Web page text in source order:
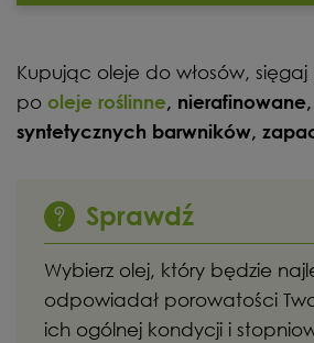
Kupując oleje do włosów, sięgaj
po oleje roślinne ,
syntetycznych barwników,
Sprawdź
Wybierz olej, który będzie
odpowiadał porowatości
ich ogólnej kondycji i